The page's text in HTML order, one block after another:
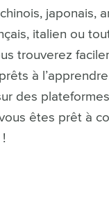
japonais,
italien ou
trouverez
à
des
êtes prêt à